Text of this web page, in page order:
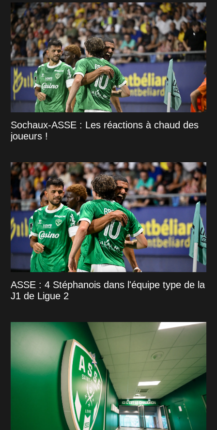
Sochaux-ASSE : Les réactions à chaud des
joueurs !
ASSE : 4 Stéphanois dans l'équipe type de la
J1 de Ligue 2